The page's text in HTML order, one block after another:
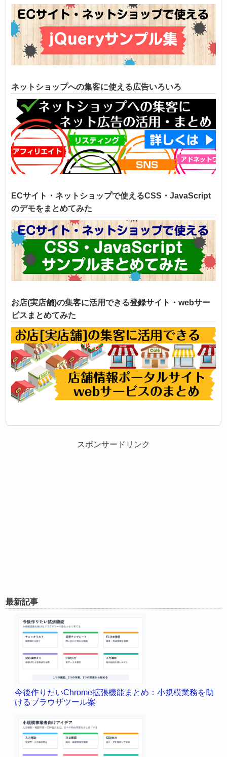
ネットショップへの集客に使える広告いろいろ
ECサイト・ネットショップで使えるCSS・JavaScript
のデモをまとめてみた
お店(実店舗)の集客に活用できる登録サイト・webサー
ビスまとめてみた
スポンサードリンク
最新記事
今後作りたいChrome拡張機能まとめ：小規模業務を助
けるブラウザツール案